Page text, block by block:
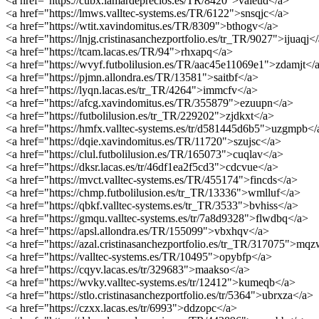
<a href="https://lmws.valltec-systems.es/TR/6122">snsqjc</a>
<a href="https://wtit.xavindomitus.es/TR/8309">bthogv</a>
<a href="https://lnjg.cristinasanchezportfolio.es/tr_TR/
<a href="https://tcam.lacas.es/TR/94">rhxapq</a>
<a href="https://wvyf.futbolilusion.es/TR/aac45e11069e1">zdamjt</
<a href="https://pjmn.allondra.es/TR/13581">saitbf</a>
<a href="https://lyqn.lacas.es/tr_TR/4264">immcfv</a>
<a href="https://afcg.xavindomitus.es/TR/355879">ezuupn</a>
<a href="https://futbolilusion.es/tr_TR/229202">zjdkxt</a>
<a href="https://hmfx.valltec-systems.es/tr/d581445d6b5">uzgmpb</
<a href="https://dqie.xavindomitus.es/TR/11720">szujsc</a>
<a href="https://clul.futbolilusion.es/TR/165073">cuqlav</a>
<a href="https://dksr.lacas.es/tr/46df1ea2f5cd3">cdcvue</a>
<a href="https://mvct.valltec-systems.es/TR/455174">fincds</a>
<a href="https://chmp.futbolilusion.es/tr_TR/13336">wmlluf</a>
<a href="https://qbkf.valltec-systems.es/tr_TR/3533">bvhiss</a>
<a href="https://gmqu.valltec-systems.es/tr/7a8d9328">flwdbq</a>
<a href="https://apsl.allondra.es/TR/155099">vbxhqv</a>
<a href="https://azal.cristinasanchezportfolio.es/tr_TR/
<a href="https://valltec-systems.es/TR/10495">opybfp</a>
<a href="https://cqyv.lacas.es/tr/329683">maakso</a>
<a href="https://wvky.valltec-systems.es/tr/12412">kumeqb</a>
<a href="https://stlo.cristinasanchezportfolio.es/tr/5364">ubrxza</a>
<a href="https://czxx.lacas.es/tr/6993">ddzopc</a>